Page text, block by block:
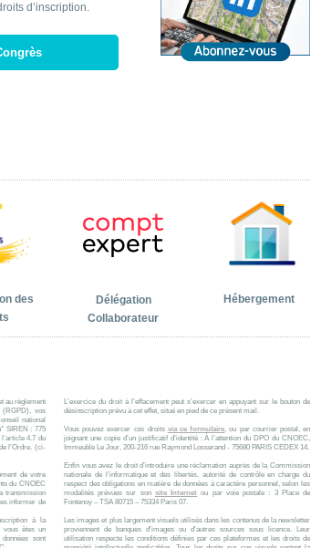
d’inscription.
des
Délégation
Collaborateur
Hébergement
au règlement
(RGPD), vos
national
SIREN : 775
4.7 du
l'Ordre. (ci-
de votre
du CNOEC
transmission
informer de
à la
vous êtes un
sont
L’exercice du droit à l’effacement peut s’exercer en appuyant sur le bouton de
désinscription prévu à cet effet, situé en pied de ce présent mail.
Vous pouvez exercer ces droits via ce formulaire, ou par courrier postal, en
joignant une copie d’un justificatif d’identité : À l’attention du DPO du CNOEC,
Immeuble Le Jour, 200-216 rue Raymond Losserand - 75680 PARIS CEDEX 14.
Enfin vous avez le droit d’introduire une réclamation auprès de la Commission
nationale de l’informatique et des libertés, autorité de contrôle en charge du
respect des obligations en matière de données à caractère personnel, selon les
modalités prévues sur son site Internet ou par voie postale : 3 Place de
Fontenoy – TSA 80715 – 75334 Paris 07.
Les images et plus largement visuels utilisés dans les contenus de la newsletter
proviennent de banques d'images ou d'autres sources sous licence. Leur
utilisation respecte les conditions définies par ces plateformes et les droits de